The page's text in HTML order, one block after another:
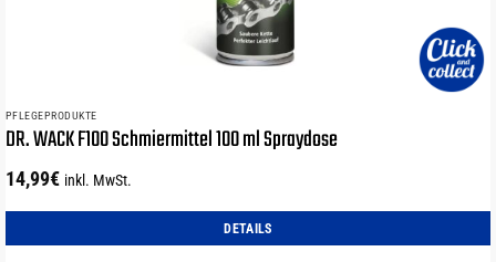
PFLEGEPRODUKTE
DR. WACK F100 Schmiermittel 100 ml Spraydose
14,99€ inkl. MwSt.
DETAILS